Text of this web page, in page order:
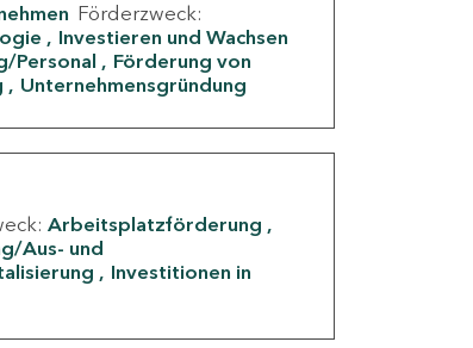
Förderzweck:
Investieren und Wachsen
Personal
Förderung von
Unternehmensgründung
Arbeitsplatzförderung
Aus- und
Investitionen in